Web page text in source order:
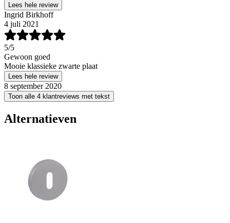
Lees hele review
Ingrid Birkhoff
4 juli 2021
5/5
Gewoon goed
Mooie klassieke zwarte plaat
Lees hele review
8 september 2020
Toon alle 4 klantreviews met tekst
Alternatieven